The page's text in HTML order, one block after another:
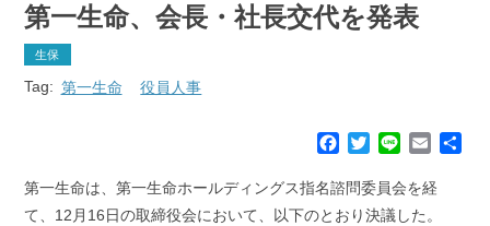
第一生命、会長・社長交代を発表
生保
Tag: 第一生命 役員人事
c
e
T
i
t
n
e
E
a
第一生命は、第一生命ホールディングス指名諮問委員会を経
て、12月16日の取締役会において、以下のとおり決議した。